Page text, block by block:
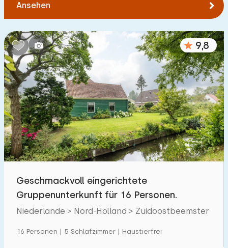
Ansehen
9,8
Geschmackvoll eingerichtete
Gruppenunterkunft für 16 Personen.
Niederlande > Nord-Holland > Zuidoostbeemster
16 Personen | 5 Schlafzimmer | Haustierfrei